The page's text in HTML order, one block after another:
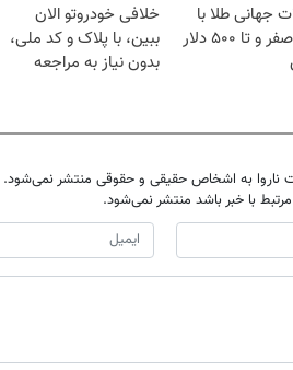
جهانی طلا با
اسپرد صفر و تا ۵۰۰ دلار
خلافی خودروتو الان
ببین، با پلاک و کد ملی،
بدون نیاز به مراجعه
ناروا به اشخاص حقیقی و حقوقی منتشر نمی‌شود.
مرتبط با خبر باشد منتشر نمی‌شود.